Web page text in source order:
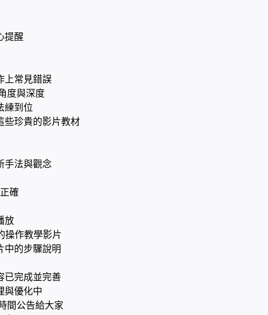
提醒
上常見錯誤
度與深度
練到位
些珍貴的影片教材
手法與觀念
確
放
操作教學影片
中的步驟說明
已完成並完善
與優化中
間公告給大家